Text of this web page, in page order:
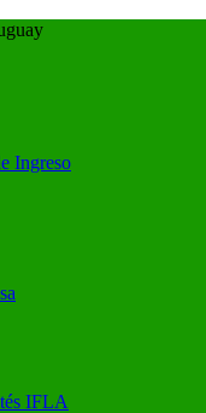
Ingreso
IFLA